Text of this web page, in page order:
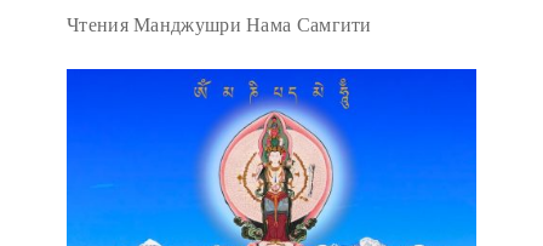
Чтения Манджушри Нама Самгити